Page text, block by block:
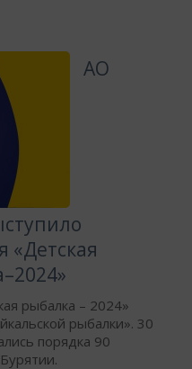
АО
«Детская
рыбалка – 2024»
рыбалки». 30
порядка 90